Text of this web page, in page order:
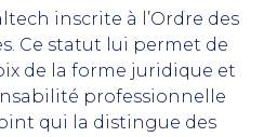
inscrite à l’Ordre des
Ce statut lui permet de
de la forme juridique et
professionnelle
qui la distingue des